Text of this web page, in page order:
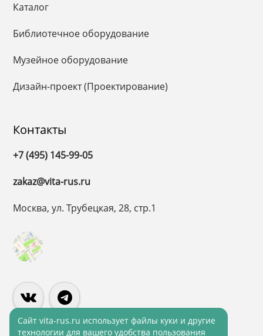
Каталог
Библиотечное оборудование
Музейное оборудование
Дизайн-проект (Проектирование)
Контакты
+7 (495) 145-99-05
zakaz@vita-rus.ru
Москва, ул. Трубецкая, 28, стр.1
Cайт vita-rus.ru использует файлы куки и другие
технологии для вашего удобства пользования